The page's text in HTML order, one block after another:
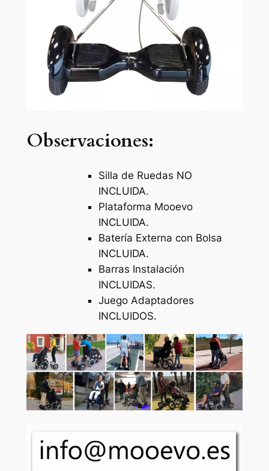
Observaciones:
Silla de Ruedas NO
INCLUIDA.
Plataforma Mooevo
INCLUIDA.
Batería Externa con Bolsa
INCLUIDA.
Barras Instalación
INCLUIDAS.
Juego Adaptadores
INCLUIDOS.